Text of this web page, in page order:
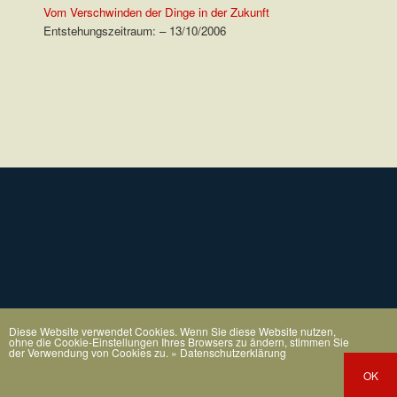
Vom Verschwinden der Dinge in der Zukunft
Entstehungszeitraum: – 13/10/2006
Diese Website verwendet Cookies. Wenn Sie diese Website nutzen,
ohne die Cookie-Einstellungen Ihres Browsers zu ändern, stimmen Sie
der Verwendung von Cookies zu. » Datenschutzerklärung
OK